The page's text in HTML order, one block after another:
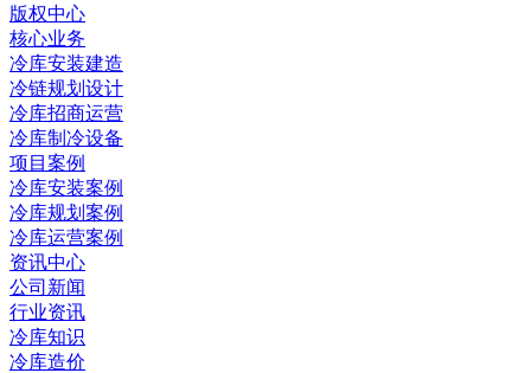
版权中心
核心业务
冷库安装建造
冷链规划设计
冷库招商运营
冷库制冷设备
项目案例
冷库安装案例
冷库规划案例
冷库运营案例
资讯中心
公司新闻
行业资讯
冷库知识
冷库造价